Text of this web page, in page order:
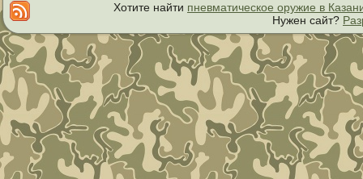
Хотите найти пневматическое оружие в
Нужен сайт?